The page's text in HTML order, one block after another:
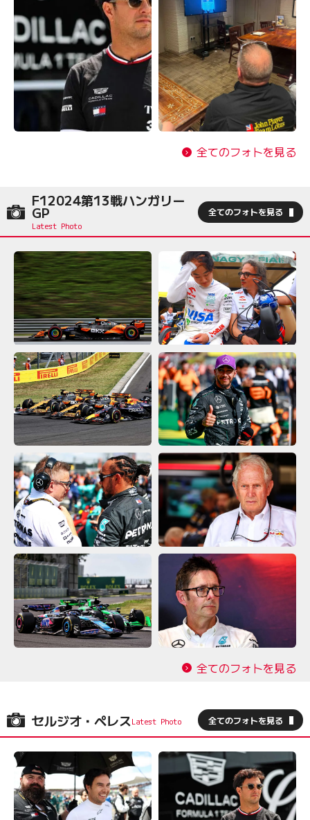
全てのフォトを見る
F12024第13戦ハンガリー
GP 全てのフォトを見る
全てのフォトを見る
セルジオ・ペレス 全てのフォトを見る